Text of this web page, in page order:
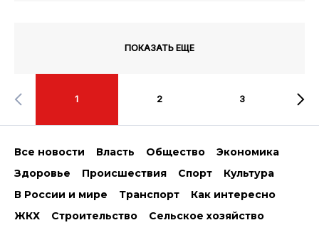
ПОКАЗАТЬ ЕЩЕ
1 2 3
Все новости Власть Общество
Экономика
Здоровье
Происшествия Спорт
Культура
В России и мире
Транспорт
Как интересно
ЖКХ
Строительство
Сельское хозяйство